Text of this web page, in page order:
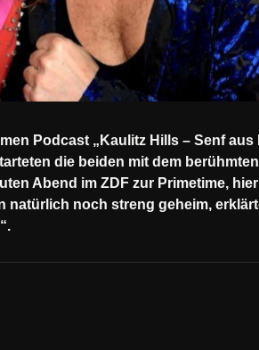
Podcast „Kaulitz Hills – Senf
die beiden mit dem
Abend im ZDF zur Primetime,
natürlich noch streng geheim,